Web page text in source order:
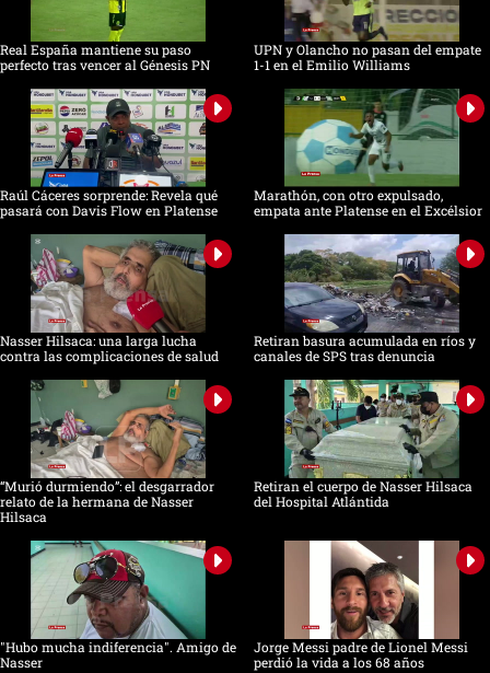
Real España mantiene su paso
perfecto tras vencer al Génesis PN
UPN y Olancho no pasan del empate
1-1 en el Emilio Williams
Raúl Cáceres sorprende: Revela qué
pasará con Davis Flow en Platense
Marathón, con otro expulsado,
empata ante Platense en el Excélsior
Nasser Hilsaca: una larga lucha
contra las complicaciones de salud
Retiran basura acumulada en ríos y
canales de SPS tras denuncia
“Murió durmiendo”: el desgarrador
relato de la hermana de Nasser
Hilsaca
Retiran el cuerpo de Nasser Hilsaca
del Hospital Atlántida
"Hubo mucha indiferencia". Amigo de
Nasser
Jorge Messi padre de Lionel Messi
perdió la vida a los 68 años